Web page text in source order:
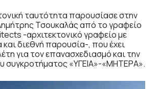
ταυτότητα παρουσίασε στην
Τσουκαλάς από το γραφείο
-αρχιτεκτονικό γραφείο με
διεθνή παρουσία-, που έχει
για τον επανασχεδιασμό και την
συγκροτήματος «ΥΓΕΙΑ»-«ΜΗΤΕΡΑ».